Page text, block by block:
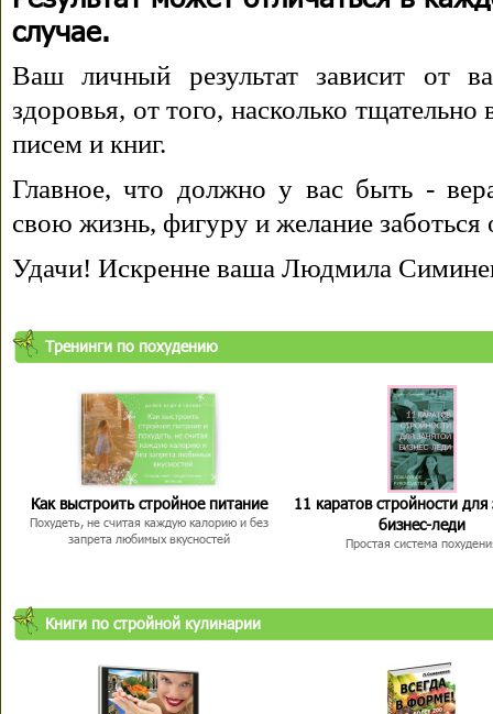
случае.
Ваш личный результат зависит от
здоровья, от того, насколько
писем и книг.
Главное, что должно у вас быть -
свою жизнь, фигуру и желание заботься
Удачи! Искренне ваша Людмила
Тренинги по похудению
Как выстроить стройное питание
Похудеть, не считая каждую калорию и без
запрета любимых вкусностей
11 каратов стройности для
бизнес-леди
Простая система
Книги по стройной кулинарии